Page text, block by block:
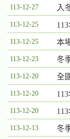
序
發
布
日
期、
標
題
113-12-27 入
113-12-25
113-12-25 本
113-12-23 冬
113-12-20 全
113-12-20
113-12-20
113-12-13 冬